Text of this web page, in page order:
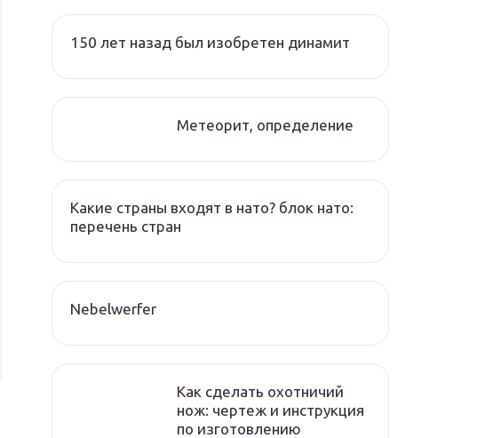
150 лет назад был изобретен динамит
Метеорит, определение
Какие страны входят в нато? блок нато:
перечень стран
Nebelwerfer
Как сделать охотничий
нож: чертеж и инструкция
по изготовлению